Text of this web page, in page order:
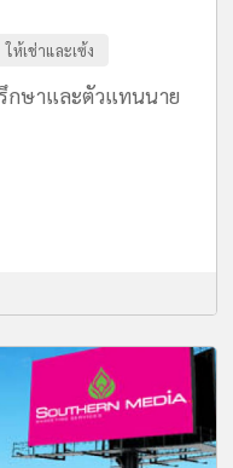
ให้เช่าและเซ้ง
กษาและตัวแทนนาย